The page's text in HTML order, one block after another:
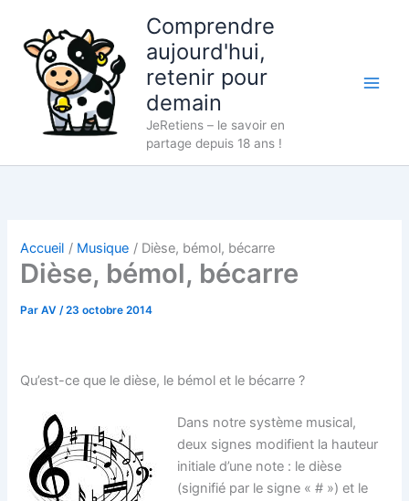
contenu
Comprendre
aujourd'hui,
retenir pour
demain
JeRetiens – le savoir en
partage depuis 18 ans !
Accueil Musique Dièse, bémol, bécarre
Dièse, bémol, bécarre
ParAV/23 octobre 2014
Qu’est-ce que le dièse, le bémol et le bécarre ?
Dans notre système musical,
deux signes modifient la hauteur
initiale d’une note : le dièse
(signifié par le signe « # ») et le